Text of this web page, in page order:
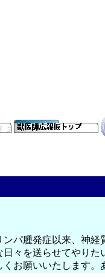
パ腫発症以来、神
々を送らせてやりた
お願いいたします。